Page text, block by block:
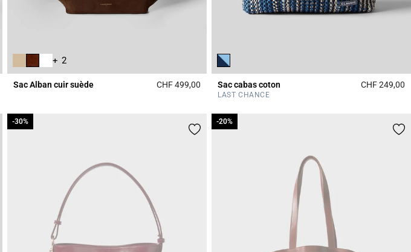
5 out of 5 Customer Rating
+ 2
Sac Alban cuir suède CHF 499,00 5 out of 5 Customer Rating
Sac cabas coton CHF 249,00
LAST CHANCE
-30%
-30% -20%
-20%